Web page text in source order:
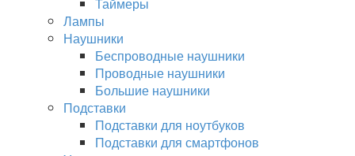
Лампы
Наушники
Беспроводные наушники
Проводные наушники
Большие наушники
Подставки
Подставки для ноутбуков
Подставки для смартфонов